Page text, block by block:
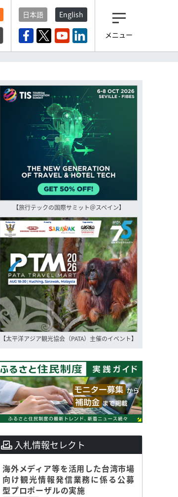
日本語 English
メニュー
【旅行テックの国際サミット＠スペイン】
【太平洋アジア観光協会（PATA）主催のイベント】
入札情報セレクト
海外メディア等を活用した台湾市場
向け観光情報発信業務に係る公募
型プロポーザルの実施
観光産業ニュース「トラベ
登録済みですよね？
もし未だ登録していないなら…
いますぐ登録する